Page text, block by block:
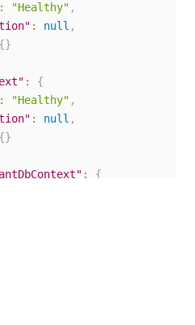
: "Healthy" ,
: null ,
{}
:
{
: "Healthy" ,
: null ,
{}
:
{